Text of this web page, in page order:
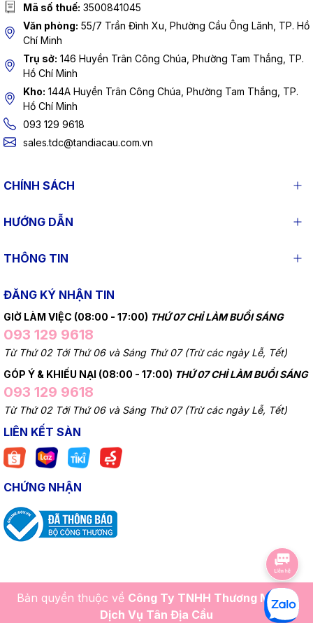
Mã số thuế: 3500841045
Văn phòng: 55/7 Trần Đình Xu, Phường Cầu Ông Lãnh, TP. Hồ
Chí Minh
Trụ sở: 146 Huyền Trân Công Chúa, Phường Tam Thắng, TP.
Hồ Chí Minh
Kho: 144A Huyền Trân Công Chúa, Phường Tam Thắng, TP.
Hồ Chí Minh
093 129 9618
sales.tdc@tandiacau.com.vn
CHÍNH SÁCH
HƯỚNG DẪN
THÔNG TIN
ĐĂNG KÝ NHẬN TIN
GIỜ LÀM VIỆC (08:00 - 17:00) THỨ 07 CHỈ LÀM BUỔI SÁNG
093 129 9618
Từ Thứ 02 Tới Thứ 06 và Sáng Thứ 07 (Trừ các ngày Lễ, Tết)
GÓP Ý & KHIẾU NẠI (08:00 - 17:00) THỨ 07 CHỈ LÀM BUỔI SÁNG
093 129 9618
Từ Thứ 02 Tới Thứ 06 và Sáng Thứ 07 (Trừ các ngày Lễ, Tết)
LIÊN KẾT SÀN
CHỨNG NHẬN
Bản quyền thuộc về Công Ty TNHH Thương Mại Và
Dịch Vụ Tân Địa Cầu